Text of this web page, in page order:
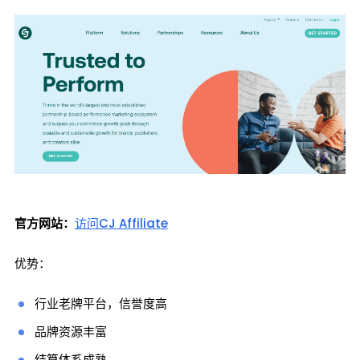
官方网站： 访问CJ Affiliate
优势：
行业老牌平台，信誉度高
品牌资源丰富